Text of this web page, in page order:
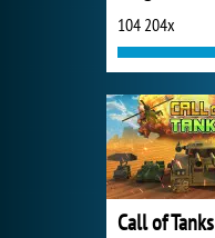
104 204x
Call of Tanks